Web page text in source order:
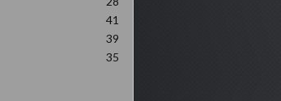
41
39
35